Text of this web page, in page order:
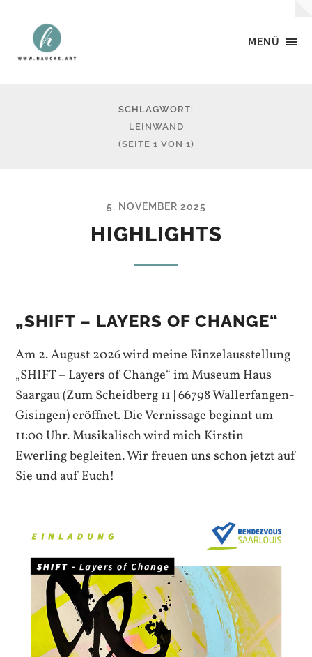
MENÜ
SCHLAGWORT:
LEINWAND
(SEITE 1 VON 1)
5. NOVEMBER 2025
HIGHLIGHTS
„SHIFT – LAYERS OF CHANGE“
Am 2. August 2026 wird meine Einzelausstellung
„SHIFT – Layers of Change“ im Museum Haus
Saargau (Zum Scheidberg 11 | 66798 Wallerfangen-
Gisingen) eröffnet. Die Vernissage beginnt um
11:00 Uhr. Musikalisch wird mich Kirstin
Ewerling begleiten. Wir freuen uns schon jetzt auf
Sie und auf Euch!